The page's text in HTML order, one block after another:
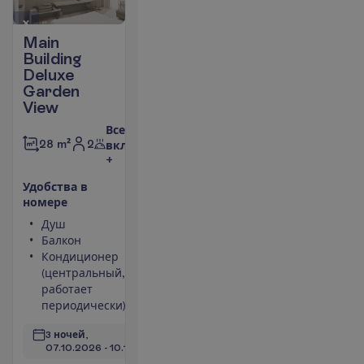
Main
Building
Deluxe
Garden
View
28 m² 2
Все
включено
+
Удобства в
номере
Душ
Балкон
Кондиционер
(центральный,
работает
периодически)
3 ночей,
07.10.2026 - 10.10.2026